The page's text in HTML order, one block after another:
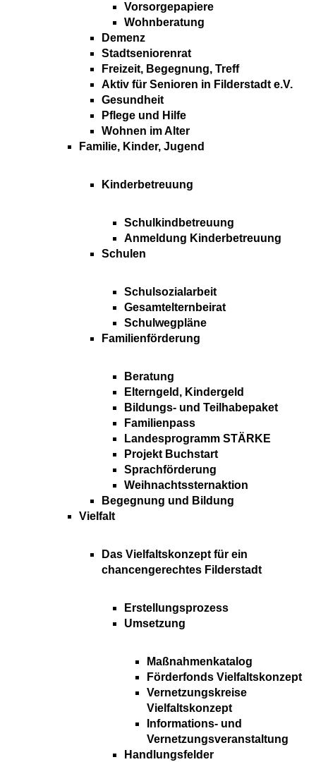
Vorsorgepapiere
Wohnberatung
Demenz
Stadtseniorenrat
Freizeit, Begegnung, Treff
Aktiv für Senioren in Filderstadt e.V.
Gesundheit
Pflege und Hilfe
Wohnen im Alter
Familie, Kinder, Jugend
Kinderbetreuung
Schulkindbetreuung
Anmeldung Kinderbetreuung
Schulen
Schulsozialarbeit
Gesamtelternbeirat
Schulwegpläne
Familienförderung
Beratung
Elterngeld, Kindergeld
Bildungs- und Teilhabepaket
Familienpass
Landesprogramm STÄRKE
Projekt Buchstart
Sprachförderung
Weihnachtssternaktion
Begegnung und Bildung
Vielfalt
Das Vielfaltskonzept für ein
chancengerechtes Filderstadt
Erstellungsprozess
Umsetzung
Maßnahmenkatalog
Förderfonds Vielfaltskonzept
Vernetzungskreise
Vielfaltskonzept
Informations- und
Vernetzungsveranstaltung
Handlungsfelder